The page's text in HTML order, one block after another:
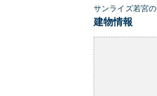
サンライズ若宮の
建物情報